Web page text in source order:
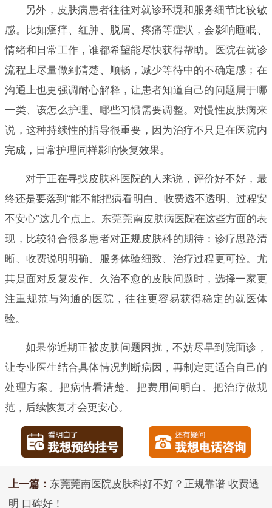
另外，皮肤病患者往往对就诊环境和服务细节比较敏
感。比如瘙痒、红肿、脱屑、疼痛等症状，会影响睡眠、
情绪和日常工作，谁都希望能尽快获得帮助。医院在就诊
流程上尽量做到清楚、顺畅，减少等待中的不确定感；在
沟通上也更强调耐心解释，让患者知道自己的问题属于哪
一类、该怎么护理、哪些习惯需要调整。对慢性皮肤病来
说，这种持续性的指导很重要，因为治疗不只是在医院内
完成，日常护理同样影响恢复效果。
对于正在寻找皮肤科医院的人来说，评价好不好，最
终还是要落到“能不能把病看明白、收费透不透明、过程安
不安心”这几个点上。东莞莞南皮肤病医院在这些方面的表
现，比较符合很多患者对正规皮肤科的期待：诊疗思路清
晰、收费说明明确、服务体验细致、治疗过程更可控。尤
其是面对反复发作、久治不愈的皮肤问题时，选择一家更
注重规范与沟通的医院，往往更容易获得稳定的就医体
验。
如果你近期正被皮肤问题困扰，不妨尽早到院面诊，
让专业医生结合具体情况判断病因，再制定更适合自己的
处理方案。把病情看清楚、把费用问明白、把治疗做规
范，后续恢复才会更安心。
上一篇： 东莞莞南医院皮肤科好不好？正规靠谱 收费透
明 口碑好！